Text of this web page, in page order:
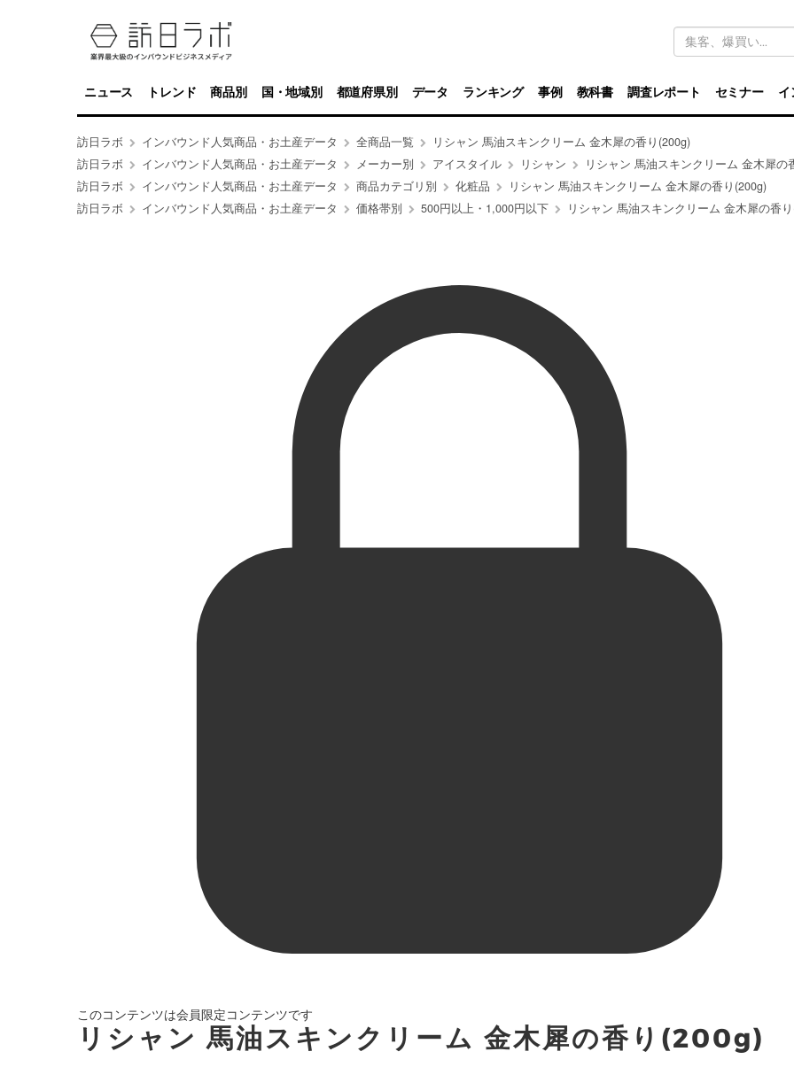
キ
ワ
ド
検
索
ニュース トレンド 商品別 国・地域別 都道府県別 データ ランキング 事例 教科書 調査レポート セミナー イ
訪日ラボ インバウンド人気商品・お土産データ 全商品一覧
リシャン 馬油スキンクリーム 金木犀の香り(200g)
訪日ラボ
インバウンド人気商品・お土産データ メーカー別 アイスタイル リシャン
リシャン 馬油スキンクリーム 金木犀の香
訪日ラボ
インバウンド人気商品・お土産データ 商品カテゴリ別 化粧品
リシャン 馬油スキンクリーム 金木犀の香り(200g)
訪日ラボ
インバウンド人気商品・お土産データ 価格帯別 500円以上・1,000円以下 リシャン 馬油スキンクリーム 金木犀の香
このコンテンツは会員限定コンテンツです
リシャン 馬油スキンクリーム 金木犀の香り(200g)